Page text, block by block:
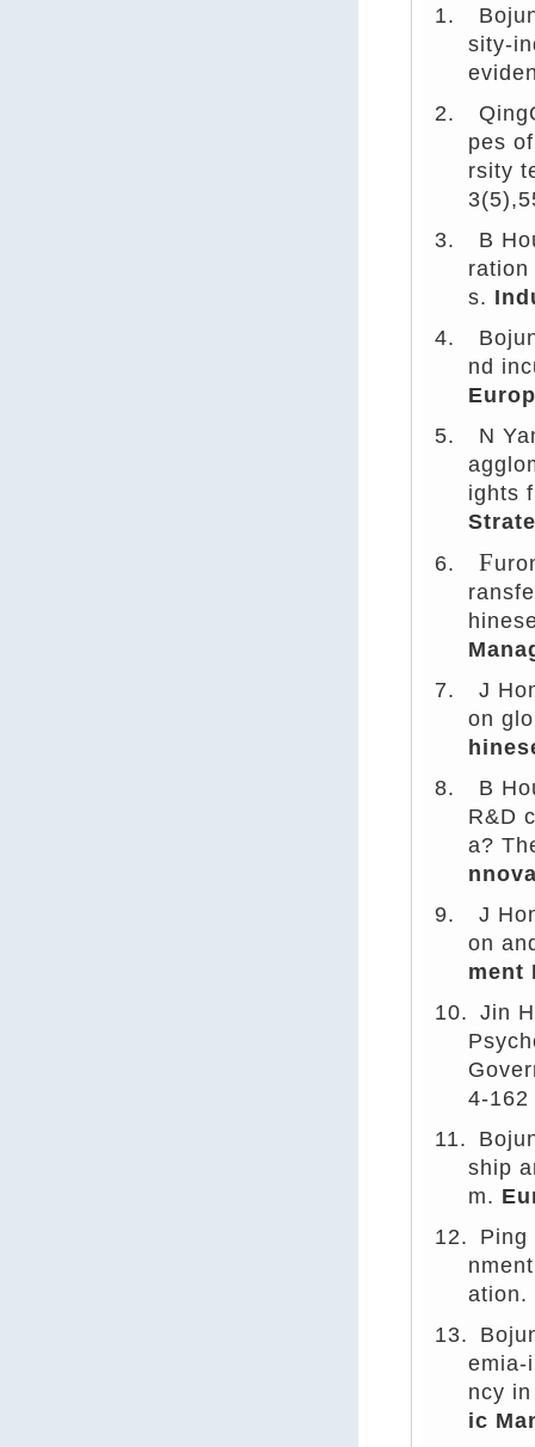
1.
sity-
2.
pes
rsity
3.
B
s.
4.
nd
5.
N
ights
6.
F
7.
J
on
8.
B
R&D
a?
9.
J
on
ment
10. Jin
4-162
11.
ship
m.
12.
Ping
ation.
13.
emia-
ncy
ic